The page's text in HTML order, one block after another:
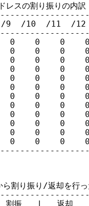
スの割り振りの内
9  /10  /11  /
0    0    0
0    0    0
0    0    0
0    0    0
0    0    0
0    0    0
0    0    0
0    0    0
0    0    0
0    0    0
0    0    0
0    0    0
割り振り/返却を行
振   |   返却   |